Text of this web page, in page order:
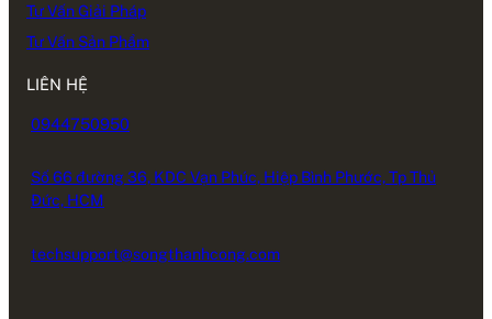
Tư Vấn Giải Pháp
Tư Vấn Sản Phẩm
LIÊN HỆ
0944750950
Số 66 đường 36, KDC Vạn Phúc, Hiệp Bình Phước, Tp Thủ
Đức, HCM
techsupport@songthanhcong.com